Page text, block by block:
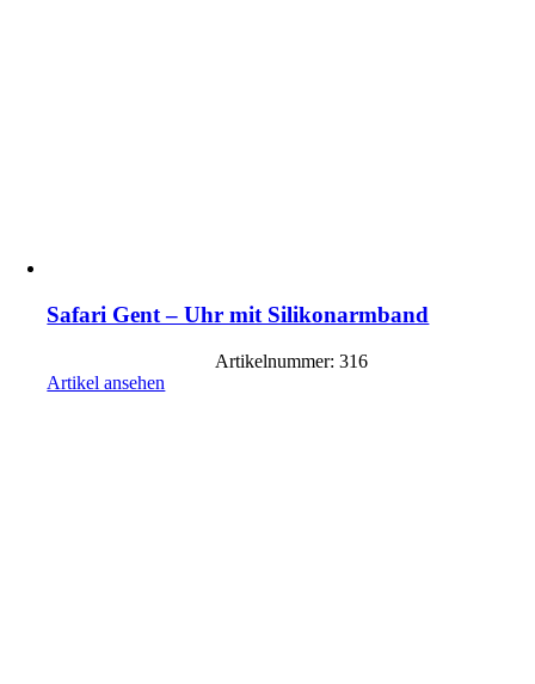
Safari Gent – Uhr mit Silikonarmband
Artikelnummer: 316
Artikel ansehen